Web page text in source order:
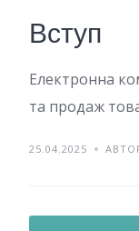
Вступ
Електронна
та продаж
25.04.2025